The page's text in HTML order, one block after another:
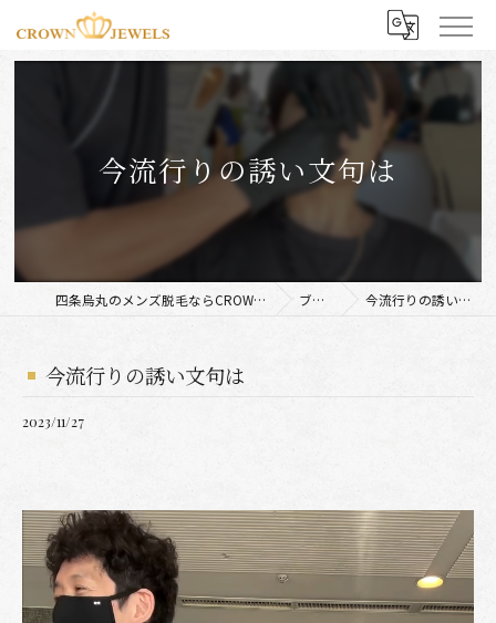
今流行りの誘い文句は
四条烏丸のメンズ脱毛ならCROWN JEWELS ブログ 今流行りの誘い文句は
今流行りの誘い文句は
2023/11/27